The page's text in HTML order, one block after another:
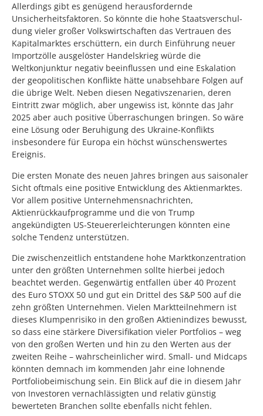
Allerdings gibt es genügend herausfordernde
Unsicherheitsfaktoren. So könnte die hohe Staatsverschul-
dung vieler großer Volkswirtschaften das Vertrauen des
Kapitalmarktes erschüttern, ein durch Einführung neuer
Importzölle ausgelöster Handelskrieg würde die
Weltkonjunktur negativ beeinflussen und eine Eskalation
der geopolitischen Konflikte hätte unabsehbare Folgen auf
die übrige Welt. Neben diesen Negativszenarien, deren
Eintritt zwar möglich, aber ungewiss ist, könnte das Jahr
2025 aber auch positive Überraschungen bringen. So wäre
eine Lösung oder Beruhigung des Ukraine-Konflikts
insbesondere für Europa ein höchst wünschenswertes
Ereignis.
Die ersten Monate des neuen Jahres bringen aus saisonaler
Sicht oftmals eine positive Entwicklung des Aktienmarktes.
Vor allem positive Unternehmensnachrichten,
Aktienrückkaufprogramme und die von Trump
angekündigten US-Steuererleichterungen könnten eine
solche Tendenz unterstützen.
Die zwischenzeitlich entstandene hohe Marktkonzentration
unter den größten Unternehmen sollte hierbei jedoch
beachtet werden. Gegenwärtig entfallen über 40 Prozent
des Euro STOXX 50 und gut ein Drittel des S&P 500 auf die
zehn größten Unternehmen. Vielen Marktteilnehmern ist
dieses Klumpenrisiko in den großen Aktienindizes bewusst,
so dass eine stärkere Diversifikation vieler Portfolios – weg
von den großen Werten und hin zu den Werten aus der
zweiten Reihe – wahrscheinlicher wird. Small- und Midcaps
könnten demnach im kommenden Jahr eine lohnende
Portfoliobeimischung sein. Ein Blick auf die in diesem Jahr
von Investoren vernachlässigten und relativ günstig
bewerteten Branchen sollte ebenfalls nicht fehlen.